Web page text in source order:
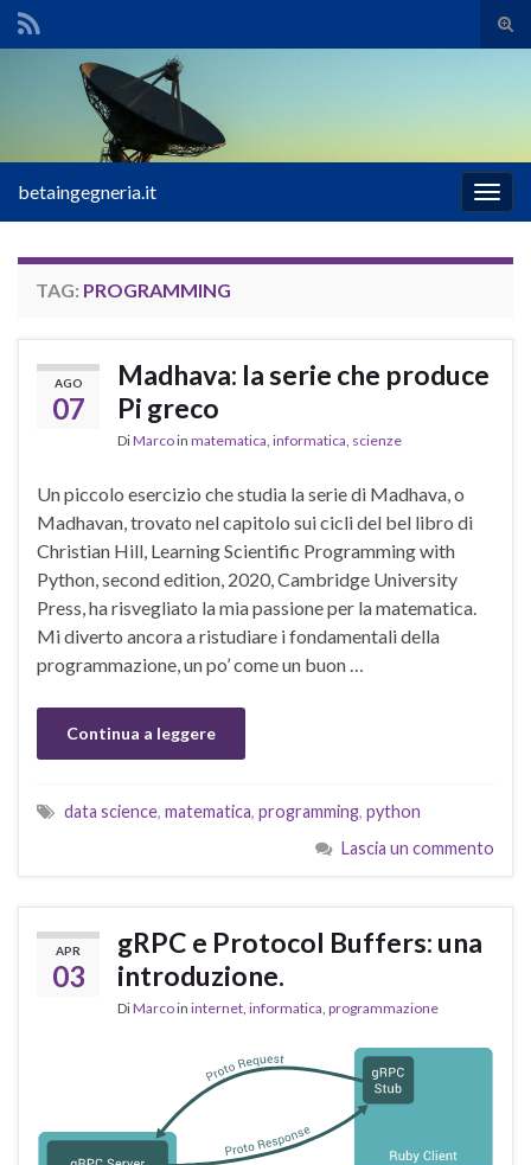
il
Search for:
la
betaingegneria.it
TAG: PROGRAMMING
AGO
07
Madhava: la serie che produce
Pi greco
DiMarcoin matematica informatica scienze
Un piccolo esercizio che studia la serie di Madhava, o
Madhavan, trovato nel capitolo sui cicli del bel libro di
Christian Hill, Learning Scientific Programming with
Python, second edition, 2020, Cambridge University
Press, ha risvegliato la mia passione per la matematica.
Mi diverto ancora a ristudiare i fondamentali della
programmazione, un po’ come un buon …
Continua a leggere
data science, matematica, programming, python
Lascia un commento
APR
03
gRPC e Protocol Buffers: una
introduzione.
DiMarcoin internet informatica programmazione